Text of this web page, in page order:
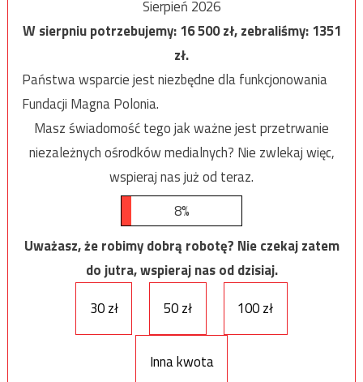
Sierpień 2026
W sierpniu potrzebujemy:16 500zł, zebraliśmy:1351
zł.
Państwa wsparcie jest niezbędne dla funkcjonowania
Fundacji Magna Polonia.
Masz świadomość tego jak ważne jest przetrwanie
niezależnych ośrodków medialnych? Nie zwlekaj więc,
wspieraj nas już od teraz.
8%
Uważasz, że robimy dobrą robotę? Nie czekaj zatem
do jutra, wspieraj nas od dzisiaj.
30 zł
50 zł 100 zł
Inna kwota